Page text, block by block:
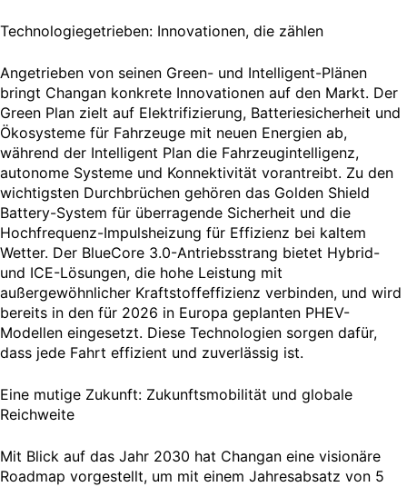
Technologiegetrieben: Innovationen, die zählen
Angetrieben von seinen Green- und Intelligent-Plänen
bringt Changan konkrete Innovationen auf den Markt. Der
Green Plan zielt auf Elektrifizierung, Batteriesicherheit und
Ökosysteme für Fahrzeuge mit neuen Energien ab,
während der Intelligent Plan die Fahrzeugintelligenz,
autonome Systeme und Konnektivität vorantreibt. Zu den
wichtigsten Durchbrüchen gehören das Golden Shield
Battery-System für überragende Sicherheit und die
Hochfrequenz-Impulsheizung für Effizienz bei kaltem
Wetter. Der BlueCore 3.0-Antriebsstrang bietet Hybrid-
und ICE-Lösungen, die hohe Leistung mit
außergewöhnlicher Kraftstoffeffizienz verbinden, und wird
bereits in den für 2026 in Europa geplanten PHEV-
Modellen eingesetzt. Diese Technologien sorgen dafür,
dass jede Fahrt effizient und zuverlässig ist.
Eine mutige Zukunft: Zukunftsmobilität und globale
Reichweite
Mit Blick auf das Jahr 2030 hat Changan eine visionäre
Roadmap vorgestellt, um mit einem Jahresabsatz von 5